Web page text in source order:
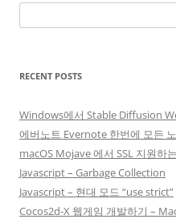
for:
RECENT POSTS
Windows에서 Stable Diffusion
에버노트 Evernote 한번에 모든
macOS Mojave 에서 SSL 지원하
Javascript – Garbage Collection
Javascript – 현대 모드 “use strict”
Cocos2d-X 웹게임 개발하기 –